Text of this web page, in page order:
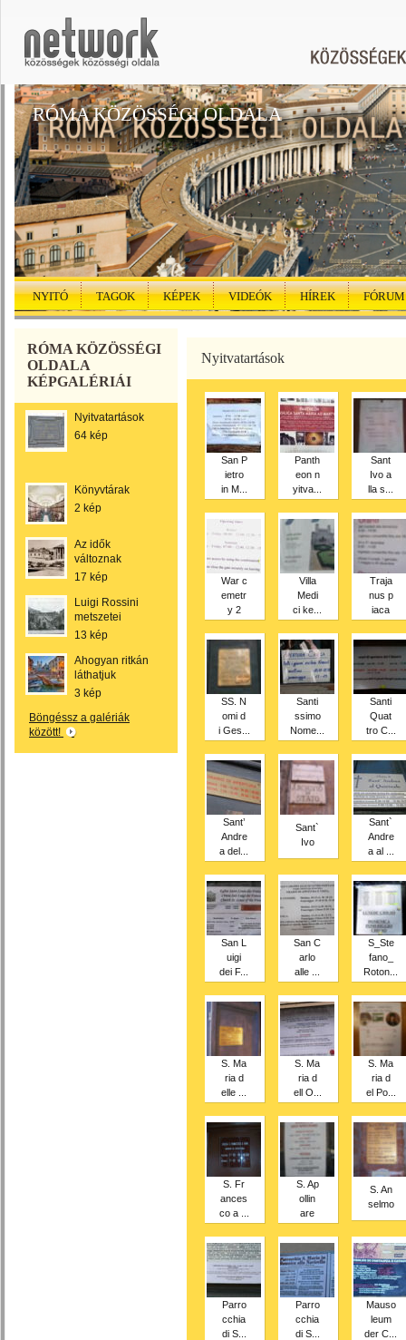
RÓMA KÖZÖSSÉGI OLDALA
NYITÓ TAGOK KÉPEK VIDEÓK HÍREK FÓRUM
RÓMA KÖZÖSSÉGI
OLDALA
KÉPGALÉRIÁI
Nyitvatartások
64 kép
Könyvtárak
2 kép
Az idők
változnak
17 kép
Luigi Rossini
metszetei
13 kép
Ahogyan ritkán
láthatjuk
3 kép
Böngéssz a galériák
között!
Nyitvatartások
San P
ietro
in M...
Panth
eon n
yitva...
Sant
Ivo a
lla s...
War c
emetr
y 2
Villa
Medi
ci ke...
Traja
nus p
iaca
SS. N
omi d
i Ges...
Santi
ssimo
Nome...
Santi
Quat
tro C...
Sant’
Andre
a del...
Sant`
Ivo
Sant`
Andre
a al ...
San L
uigi
dei F...
San C
arlo
alle ...
S_Ste
fano_
Roton...
S. Ma
ria d
elle ...
S. Ma
ria d
ell O...
S. Ma
ria d
el Po...
S. Fr
ances
co a ...
S. Ap
ollin
are
S. An
selmo
Parro
cchia
di S...
Parro
cchia
di S...
Mauso
leum
der C...